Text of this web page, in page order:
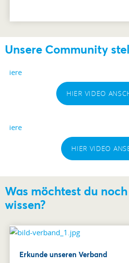
Unsere Community
HIER VIDEO
HIER VIDEO
Was möchtest du
wissen?
Erkunde unseren Verband